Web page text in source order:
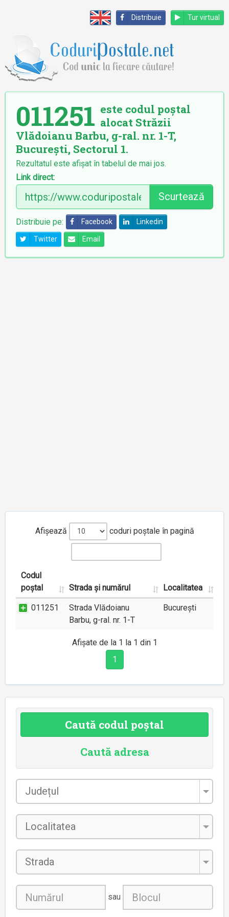
Distribuie Tur virtual
011251 este codul poștal
alocat Străzii
Vlădoianu Barbu, g-ral. nr. 1-T,
București, Sectorul 1.
Rezultatul este afișat în tabelul de mai jos.
Link direct:
Scurtează
Distribuie pe: Facebook Linkedin
Twitter Email
Afișează coduri poștale în pagină
Codul
poștal
Strada și numărul Localitatea
011251
Strada Vlădoianu
Barbu, g-ral. nr. 1-T
București
Afișate de la 1 la 1 din 1
1
Caută codul poștal
Caută adresa
Județul
Localitatea
Strada
sau